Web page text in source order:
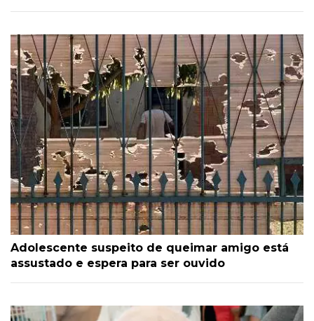
Adolescente suspeito de queimar amigo está
assustado e espera para ser ouvido